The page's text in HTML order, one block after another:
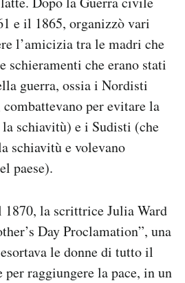
e il 1865, organizzò vari
l’amicizia tra le madri che
schieramenti che erano stati
guerra, ossia i Nordisti
per evitare la
la schiavitù) e i Sudisti (che
schiavitù e volevano
paese).
1870, la scrittrice Julia Ward
Day Proclamation”, una
le donne di tutto il
raggiungere la pace, in un